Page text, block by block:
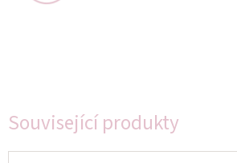
Související produkty